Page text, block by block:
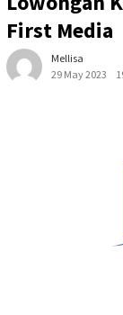
First Media
Mellisa
29 May 2023